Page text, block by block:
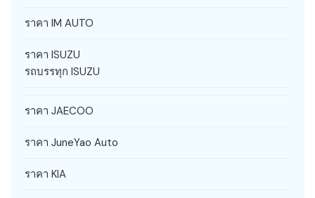
ราคา IM AUTO
ราคา ISUZU
รถบรรทุก ISUZU
ราคา JAECOO
ราคา JuneYao Auto
ราคา KIA